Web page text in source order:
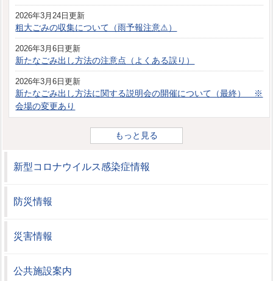
2026年3月24日更新
粗大ごみの収集について（雨予報注意⚠）
2026年3月6日更新
新たなごみ出し方法の注意点（よくある誤り）
2026年3月6日更新
新たなごみ出し方法に関する説明会の開催について（最終） ※
会場の変更あり
もっと見る
新型コロナウイルス感染症情報
防災情報
災害情報
公共施設案内